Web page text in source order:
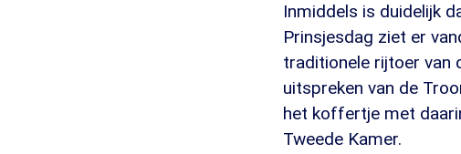
Inmiddels is duidelijk
Prinsjesdag ziet er
traditionele rijtoer van
uitspreken van de
het koffertje met
Tweede Kamer.